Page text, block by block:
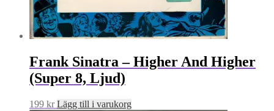
Frank Sinatra – Higher And Higher
(Super 8, Ljud)
199 kr Lägg till i varukorg